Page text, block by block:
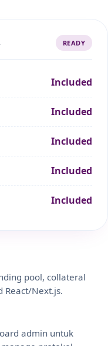
READY
Included
Included
Included
Included
Included
pool, collateral
React/Next.js.
admin untuk